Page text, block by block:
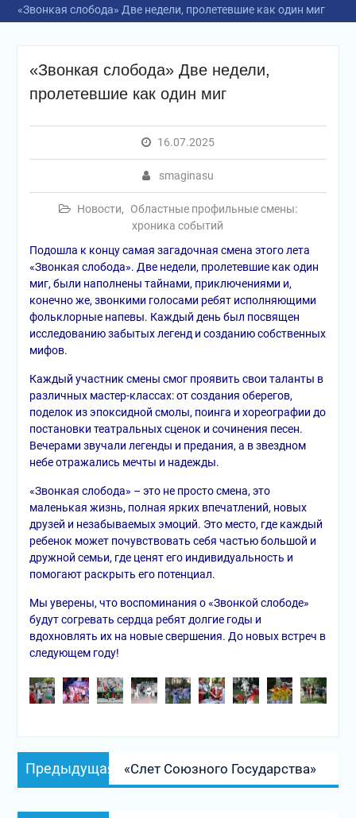
«Звонкая слобода» Две недели, пролетевшие как один миг
«Звонкая слобода» Две недели,
пролетевшие как один миг
16.07.2025
smaginasu
Новости,
Областные профильные смены:
хроника событий
Подошла к концу самая загадочная смена этого лета
«Звонкая слобода». Две недели, пролетевшие как один
миг, были наполнены тайнами, приключениями и,
конечно же, звонкими голосами ребят исполняющими
фольклорные напевы. Каждый день был посвящен
исследованию забытых легенд и созданию собственных
мифов.
Каждый участник смены смог проявить свои таланты в
различных мастер-классах: от создания оберегов,
поделок из эпоксидной смолы, поинга и хореографии до
постановки театральных сценок и сочинения песен.
Вечерами звучали легенды и предания, а в звездном
небе отражались мечты и надежды.
«Звонкая слобода» – это не просто смена, это
маленькая жизнь, полная ярких впечатлений, новых
друзей и незабываемых эмоций. Это место, где каждый
ребенок может почувствовать себя частью большой и
дружной семьи, где ценят его индивидуальность и
помогают раскрыть его потенциал.
Мы уверены, что воспоминания о «Звонкой слободе»
будут согревать сердца ребят долгие годы и
вдохновлять их на новые свершения. До новых встреч в
следующем году!
Навигация
по
Предыдущая
запись:
«Слет Союзного Государства»